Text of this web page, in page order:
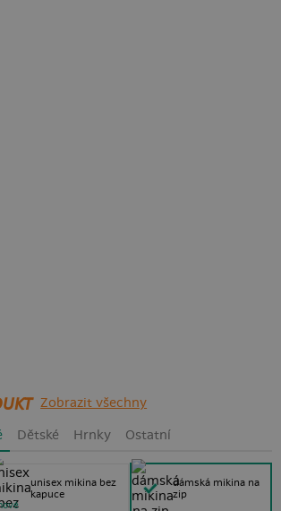
Zobrazit všechny
Dětské Hrnky Ostatní
unisex mikina bez
kapuce
dámská mikina na
zip